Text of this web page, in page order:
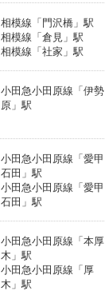
相模線「門沢橋」駅
相模線「倉見」駅
相模線「社家」駅
小田急小田原線「伊勢
原」駅
小田急小田原線「愛甲
石田」駅
小田急小田原線「愛甲
石田」駅
小田急小田原線「本厚
木」駅
小田急小田原線「厚
木」駅